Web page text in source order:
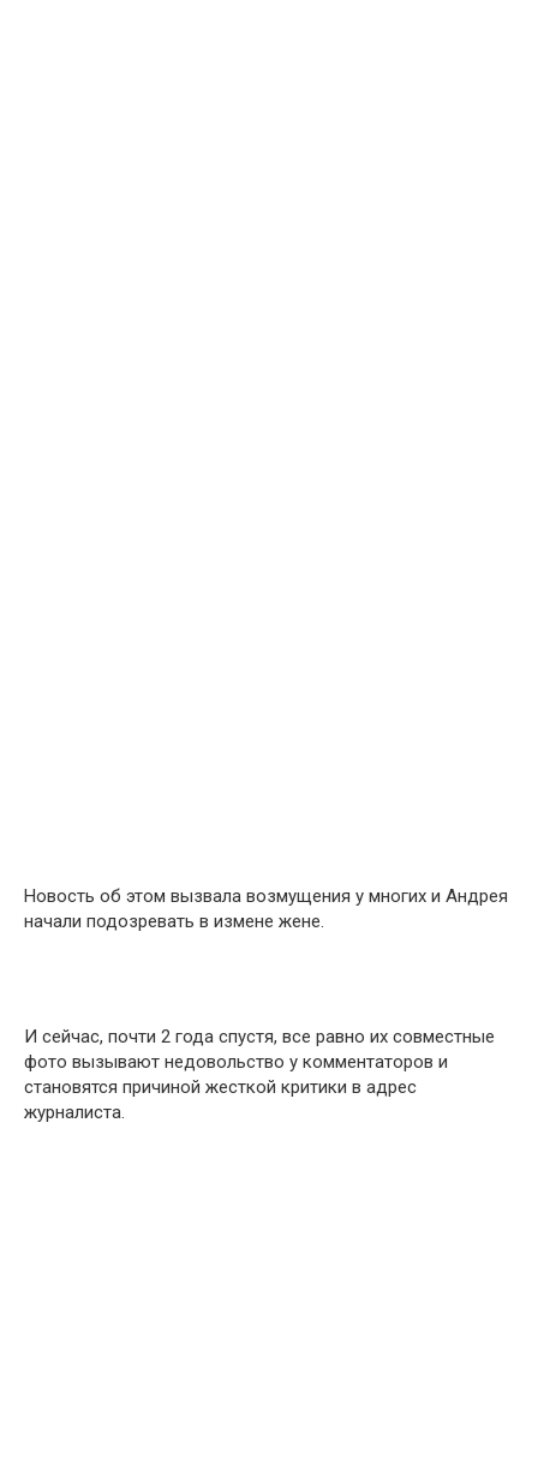
Новость об этом вызвала возмущения у многих и Андрея
начали подозревать в измене жене.
И сейчас, почти 2 года спустя, все равно их совместные
фото вызывают недовольство у комментаторов и
становятся причиной жесткой критики в адрес
журналиста.